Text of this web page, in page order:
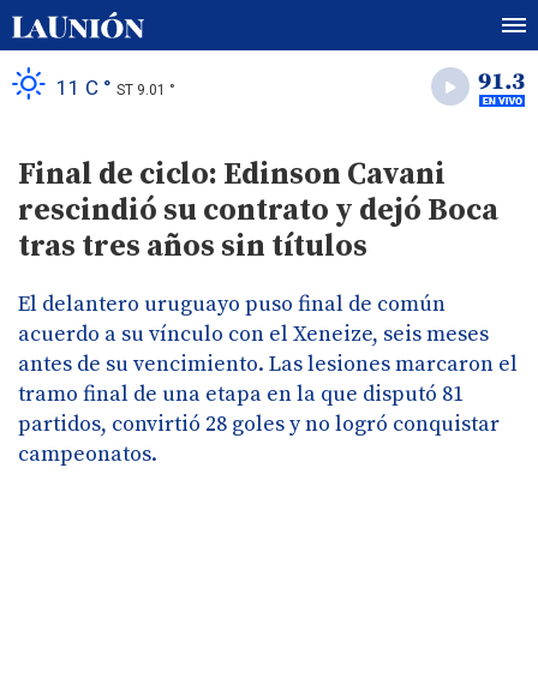
11 C ° ST 9.01 °
Final de ciclo: Edinson Cavani
rescindió su contrato y dejó Boca
tras tres años sin títulos
El delantero uruguayo puso final de común
acuerdo a su vínculo con el Xeneize, seis meses
antes de su vencimiento. Las lesiones marcaron el
tramo final de una etapa en la que disputó 81
partidos, convirtió 28 goles y no logró conquistar
campeonatos.